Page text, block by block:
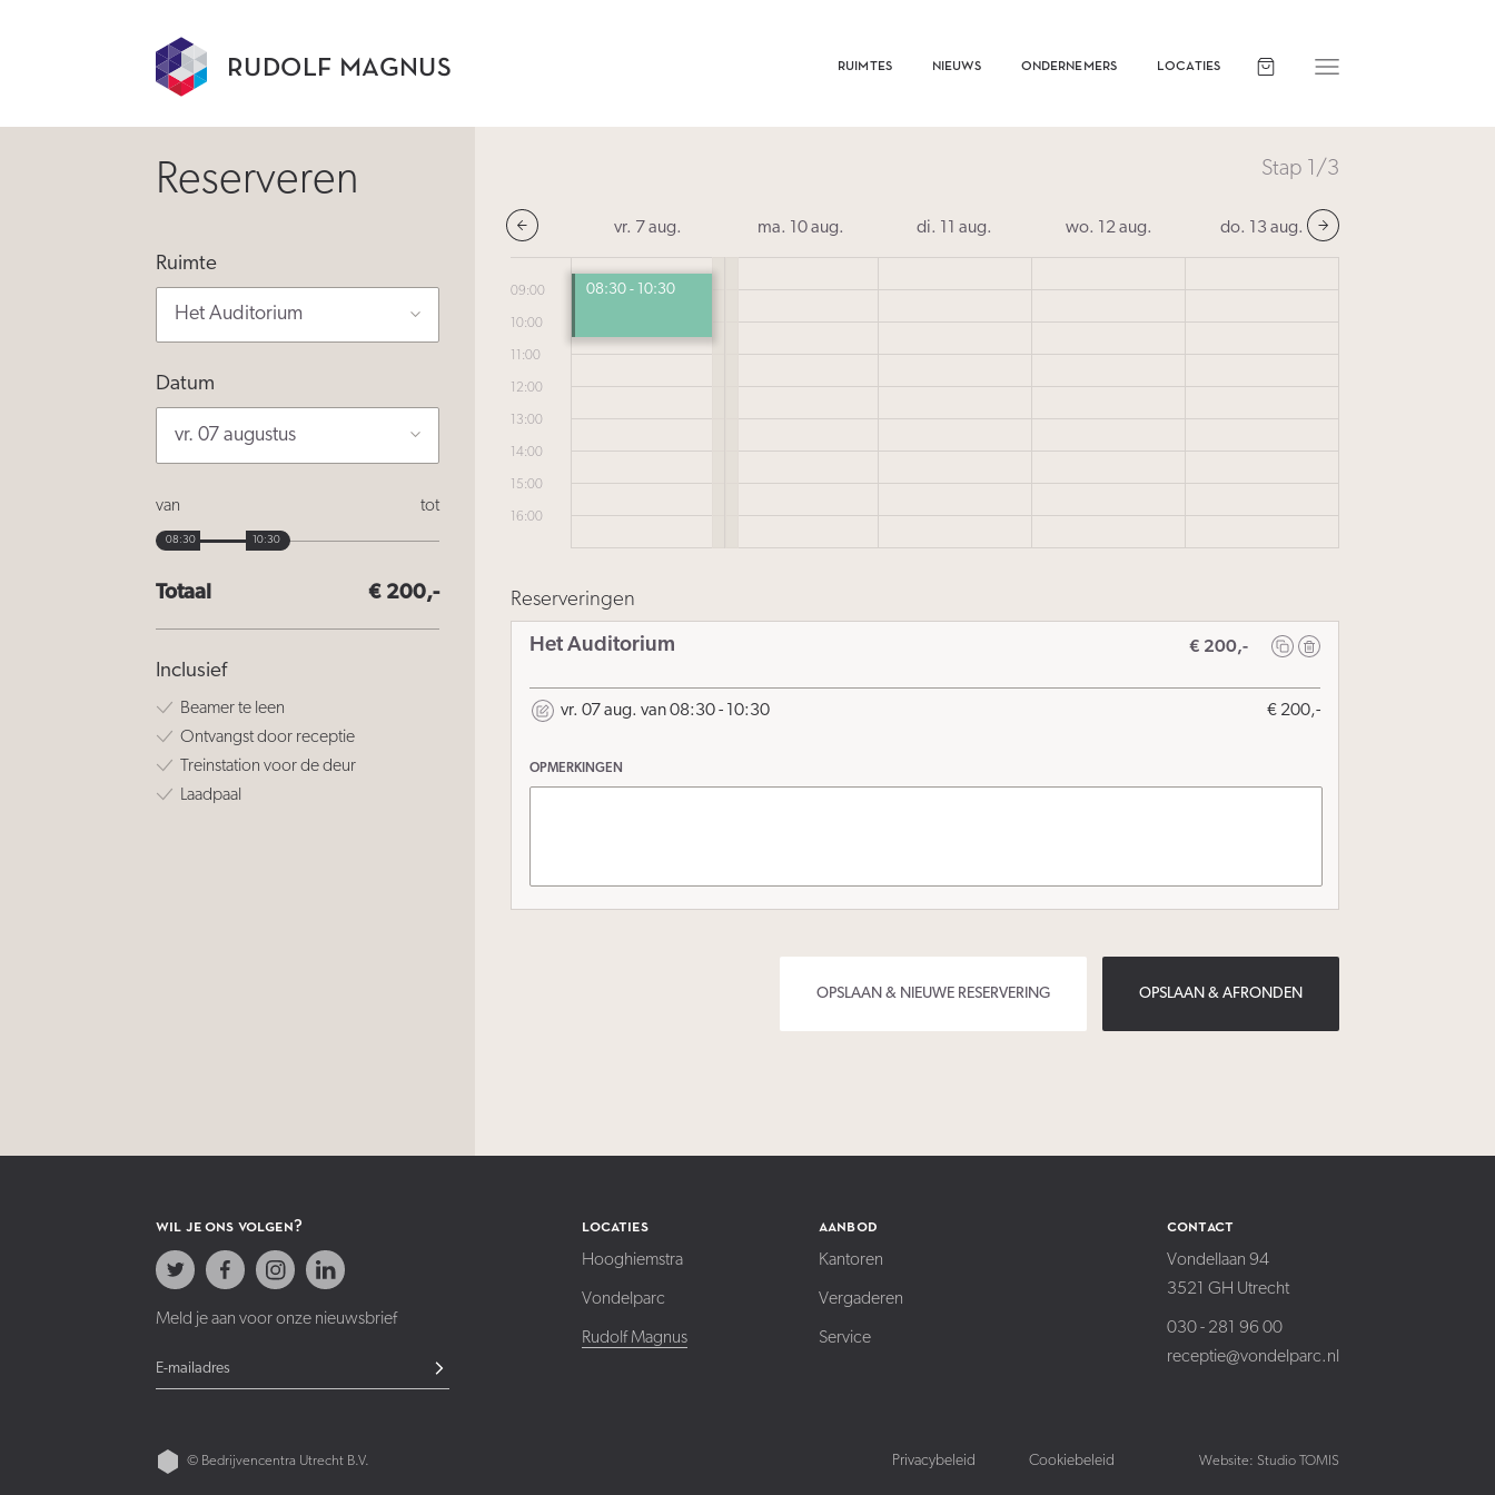
RUDOLF MAGNUS RUIMTES NIEUWS ONDERNEMERS LOCATIES
Reserveren
Ruimte
Het Auditorium
Datum
vr. 07 augustus
van tot
08:30 10:30
Totaal € 200,-
Inclusief
Beamer te leen
Ontvangst door receptie
Treinstation voor de deur
Laadpaal
Stap 1 /3
vr. 7 aug. ma. 10 aug. di. 11 aug. wo. 12 aug. do. 13 aug.
09:00
10:00
11:00
12:00
13:00
14:00
15:00
16:00
—
08:30 - 10:30
Reserveringen
Het Auditorium € 200,-
vr. 07 aug. van 08:30 - 10:30 € 200,-
OPMERKINGEN
OPSLAAN & NIEUWE RESERVERING OPSLAAN & AFRONDEN
wil je ons volgen?
Meld je aan voor onze nieuwsbrief
locaties
Hooghiemstra
Vondelparc
Rudolf Magnus
aanbod
Kantoren
Vergaderen
Service
contact
Vondellaan 94
3521 GH Utrecht
030 - 281 96 00
receptie@vondelparc.nl
© Bedrijvencentra Utrecht B.V. Privacybeleid Cookiebeleid Website: Studio TOMIS